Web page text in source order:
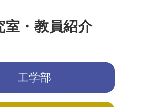
室・教員紹介
工学部